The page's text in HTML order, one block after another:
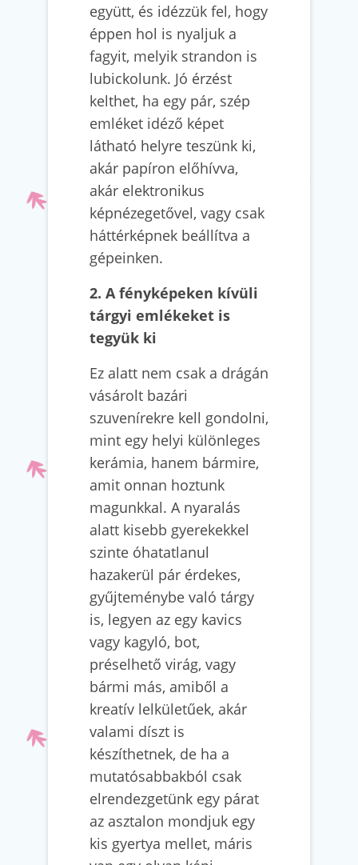
együtt, és idézzük fel, hogy
éppen hol is nyaljuk a
fagyit, melyik strandon is
lubickolunk. Jó érzést
kelthet, ha egy pár, szép
emléket idéző képet
látható helyre teszünk ki,
akár papíron előhívva,
akár elektronikus
képnézegetővel, vagy csak
háttérképnek beállítva a
gépeinken.
2. A fényképeken kívüli
tárgyi emlékeket is
tegyük ki
Ez alatt nem csak a drágán
vásárolt bazári
szuvenírekre kell gondolni,
mint egy helyi különleges
kerámia, hanem bármire,
amit onnan hoztunk
magunkkal. A nyaralás
alatt kisebb gyerekekkel
szinte óhatatlanul
hazakerül pár érdekes,
gyűjteménybe való tárgy
is, legyen az egy kavics
vagy kagyló, bot,
préselhető virág, vagy
bármi más, amiből a
kreatív lelkületűek, akár
valami díszt is
készíthetnek, de ha a
mutatósabbakból csak
elrendezgetünk egy párat
az asztalon mondjuk egy
kis gyertya mellet, máris